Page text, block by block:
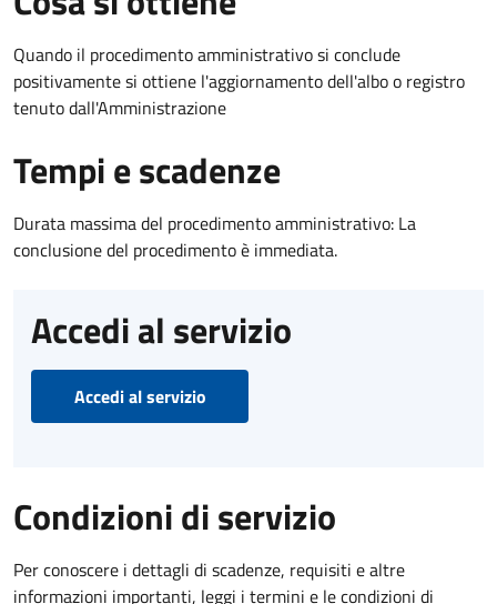
Quando il procedimento amministrativo si conclude
positivamente si ottiene l'aggiornamento dell'albo o registro
tenuto dall'Amministrazione
Tempi e scadenze
Durata massima del procedimento amministrativo: La
conclusione del procedimento è immediata.
Accedi al servizio
Accedi al servizio
Condizioni di servizio
Per conoscere i dettagli di scadenze, requisiti e altre
informazioni importanti, leggi i termini e le condizioni di